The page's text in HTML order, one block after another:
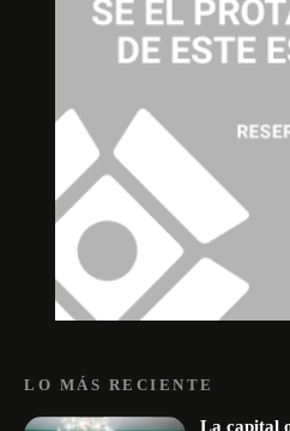
LO MÁS RECIENTE
La capital